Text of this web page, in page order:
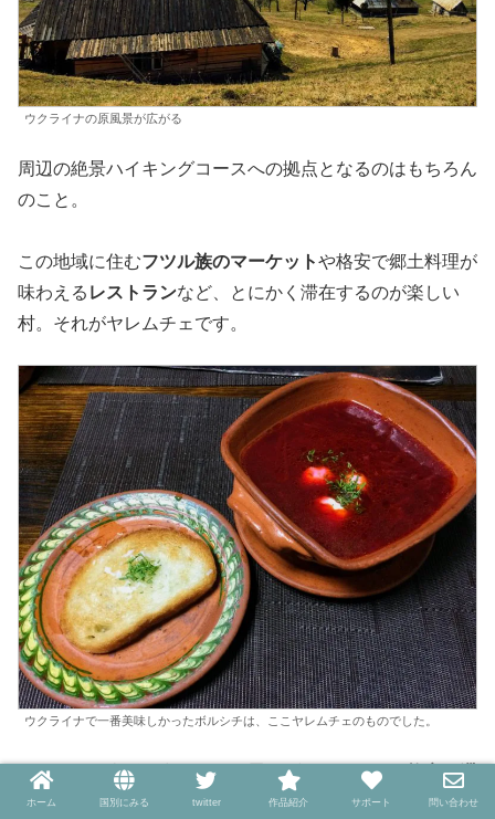
ウクライナの原風景が広がる
周辺の絶景ハイキングコースへの拠点となるのはもちろん
のこと。
この地域に住むフツル族のマーケットや格安で郷土料理が
味わえる レストランなど、とにかく滞在するのが楽しい
村。それがヤレムチェです。
ウクライナで一番美味しかったボルシチは、ここヤレムチェのものでした。
カルパチア山脈の中の ロッジ風のゲストハウスに格安で滞
在できる
のもヤレムチェの魅力。
ホーム 国別にみる twitter 作品紹介 サポート 問い合わせ